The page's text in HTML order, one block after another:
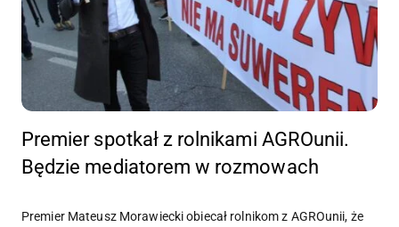
Premier spotkał z rolnikami AGROunii.
Będzie mediatorem w rozmowach
Premier Mateusz Morawiecki obiecał rolnikom z AGROunii, że